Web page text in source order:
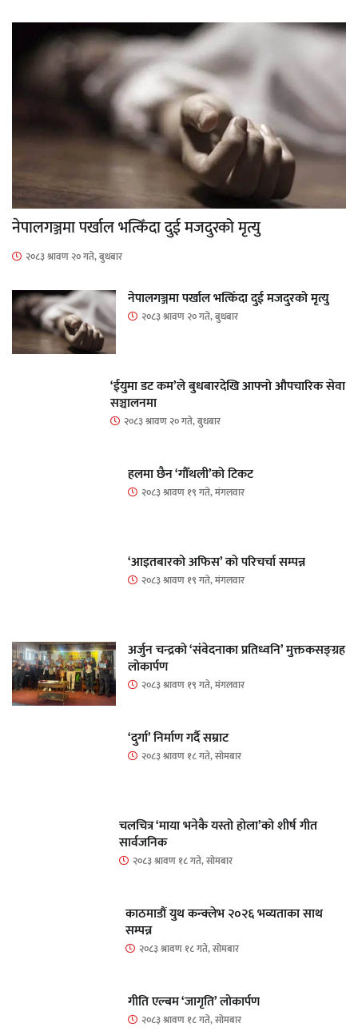
नेपालगञ्जमा पर्खाल भत्किँदा दुई मजदुरको मृत्यु
२०८३ श्रावण २० गते, बुधबार
नेपालगञ्जमा पर्खाल भत्किँदा दुई मजदुरको मृत्यु
२०८३ श्रावण २० गते, बुधबार
‘ईयुमा डट कम’ले बुधबारदेखि आफ्नो औपचारिक सेवा
सञ्चालनमा
२०८३ श्रावण २० गते, बुधबार
हलमा छैन ‘गौँथली’को टिकट
२०८३ श्रावण १९ गते, मंगलवार
‘आइतबारको अफिस’ को परिचर्चा सम्पन्न
२०८३ श्रावण १९ गते, मंगलवार
अर्जुन चन्द्रको ‘संवेदनाका प्रतिध्वनि’ मुक्तकसङ्ग्रह
लोकार्पण
२०८३ श्रावण १९ गते, मंगलवार
‘दुर्गा’ निर्माण गर्दै सम्राट
२०८३ श्रावण १८ गते, सोमबार
चलचित्र ‘माया भनेकै यस्तो होला’को शीर्ष गीत
सार्वजनिक
२०८३ श्रावण १८ गते, सोमबार
काठमाडौं युथ कन्क्लेभ २०२६ भव्यताका साथ
सम्पन्न
२०८३ श्रावण १८ गते, सोमबार
गीति एल्बम ‘जागृति’ लोकार्पण
२०८३ श्रावण १८ गते, सोमबार